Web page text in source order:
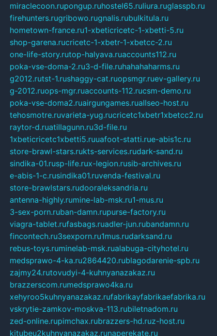
miraclecoon.rupongup.ruhostel65.ruliura.ruglasspb.ru
firehunters.rugribowo.rugnalis.rubulkitula.ru
hometown-france.ru1-xbeticricetc-1-xbetti-5.ru
shop-garena.rucricetc-1-xbetr-1-xbetcc-2.ru
one-life-story.rutop-halyava.ruaccounts112.ru
poka-vse-doma-2.ru3-d-file.ruhahahaharms.ru
g2012.rutst-1.rushaggy-cat.ruopsmgr.ruev-gallery.ru
g-2012.ruops-mgr.ruaccounts-112.rucsm-demo.ru
poka-vse-doma2.ruairgungames.ruallseo-host.ru
tehosmotre.ruvarieta-yug.rucricetc1xbetr1xbetcc2.ru
raytor-d.ruatillagunn.ru3d-file.ru
1xbeticricetc1xbetti5.ruuafoot-statti.rue-abis1c.ru
store-brawl-stars.rukts-services.rudark-sand.ru
sindika-01.rusp-life.rux-legion.rusib-archives.ru
e-abis-1-c.rusindika01.ruvenda-festival.ru
store-brawlstars.rudooraleksandria.ru
antenna-highly.rumine-lab-msk.ru1-mus.ru
3-sex-porn.ruban-damn.rupurse-factory.ru
viagra-tablet.rufasbags.ruadler-jun.rubandamn.ru
fincontech.ru3sexporn.ru1mus.rudarksand.ru
rebus-toys.ruminelab-msk.rualabuga-cityhotel.ru
medsprawo-4-ka.ru2864420.rublagodarenie-spb.ru
zajmy24.rutovudyi-4-kuhnyanazakaz.ru
brazzerscom.rumedsprawo4ka.ru
xehyroo5kuhnyanazakaz.rufabrikayfabrikaefabrika.ru
vskrytie-zamkov-moskva-113.rubiletnadom.ru
zed-online.rupimchax.rubrazzers-hd.ruz-host.ru
kitubeu2kuhnyanazakaz.runaperekate.ru